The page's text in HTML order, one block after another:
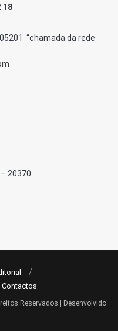
18
“chamada da rede
20370
Contactos
Reservados | Desenvolvido